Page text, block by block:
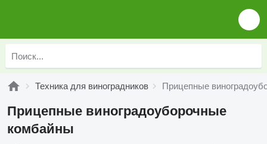
Техника для виноградников Прицепные
Прицепные виноградоуборочные
комбайны